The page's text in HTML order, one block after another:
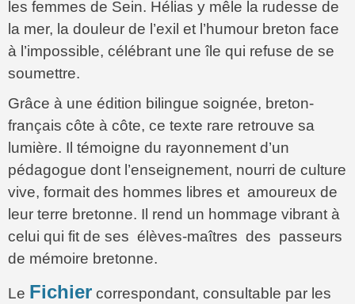
les femmes de Sein. Hélias y mêle la rudesse de
la mer, la douleur de l’exil et l’humour breton face
à l’impossible, célébrant une île qui refuse de se
soumettre.
Grâce à une édition bilingue soignée, breton-
français côte à côte, ce texte rare retrouve sa
lumière. Il témoigne du rayonnement d’un
pédagogue dont l’enseignement, nourri de culture
vive, formait des hommes libres et amoureux de
leur terre bretonne. Il rend un hommage vibrant à
celui qui fit de ses élèves-maîtres des passeurs
de mémoire bretonne.
Le Fichier correspondant, consultable par les